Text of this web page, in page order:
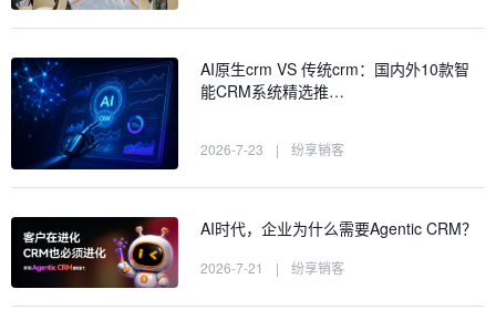
AI原生crm VS 传统crm：国内外10款智
能CRM系统精选推…
2026-7-23 | 纷享销客
AI时代，企业为什么需要Agentic CRM？
2026-7-21 | 纷享销客